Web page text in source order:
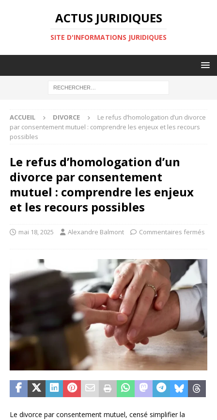
ACTUS JURIDIQUES
SITE D'INFORMATIONS JURIDIQUES
ACCUEIL DIVORCE
Le refus d’homologation d’un divorce
par consentement mutuel : comprendre les enjeux et les recours
possibles
Le refus d’homologation d’un
divorce par consentement
mutuel : comprendre les enjeux
et les recours possibles
mai 18, 2025 Alexandre Balmont Commentaires fermés
Le divorce par consentement mutuel, censé simplifier la